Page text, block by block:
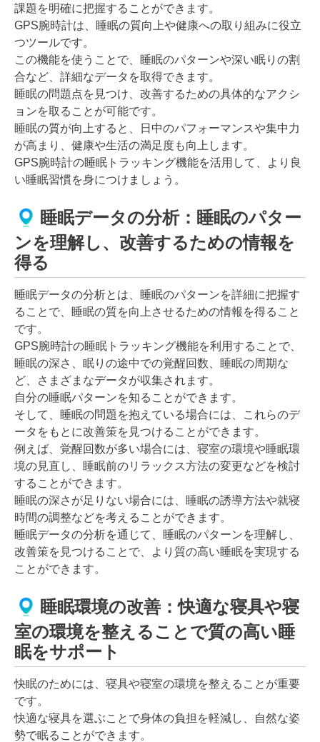
課題を明確に把握することができます。
GPS腕時計は、睡眠の質向上や健康への取り組みに役立
つツールです。
この機能を使うことで、睡眠のパターンや深い眠りの割
合など、詳細なデータを取得できます。
睡眠の問題点を見つけ、改善するための具体的なアクシ
ョンを取ることが可能です。
睡眠の質が向上すると、日中のパフォーマンスや集中力
が高まり、健康や生活の満足度も向上します。
GPS腕時計の睡眠トラッキング機能を活用して、より良
い睡眠習慣を身につけましょう。
睡眠データの分析：睡眠のパター
ンを理解し、改善するための情報を
得る
睡眠データの分析とは、睡眠のパターンを詳細に把握す
ることで、睡眠の質を向上させるための情報を得ること
です。
GPS腕時計の睡眠トラッキング機能を利用することで、
睡眠の深さ、眠りの途中での覚醒回数、睡眠の周期な
ど、さまざまなデータが収集されます。
自分の睡眠パターンを知ることができます。
そして、睡眠の問題を抱えている場合には、これらのデ
ータをもとに改善策を見つけることができます。
例えば、覚醒回数が多い場合には、寝室の環境や睡眠環
境の見直し、睡眠前のリラックス方法の変更などを検討
することができます。
睡眠の深さが足りない場合には、睡眠の誘導方法や就寝
時間の調整などを考えることができます。
睡眠データの分析を通じて、睡眠のパターンを理解し、
改善策を見つけることで、より質の高い睡眠を実現する
ことができます。
睡眠環境の改善：快適な寝具や寝
室の環境を整えることで質の高い睡
眠をサポート
快眠のためには、寝具や寝室の環境を整えることが重要
です。
快適な寝具を選ぶことで身体の負担を軽減し、自然な姿
勢で眠ることができます。